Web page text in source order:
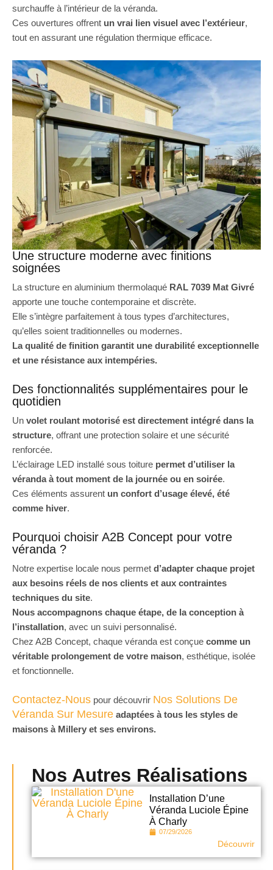
surchauffe à l’intérieur de la véranda.
Ces ouvertures offrent un vrai lien visuel avec l’extérieur,
tout en assurant une régulation thermique efficace.
Une structure moderne avec finitions
soignées
La structure en aluminium thermolaqué RAL 7039 Mat Givré
apporte une touche contemporaine et discrète.
Elle s’intègre parfaitement à tous types d’architectures,
qu’elles soient traditionnelles ou modernes.
La qualité de finition garantit une durabilité exceptionnelle
et une résistance aux intempéries.
Des fonctionnalités supplémentaires pour le
quotidien
Un volet roulant motorisé est directement intégré dans la
structure, offrant une protection solaire et une sécurité
renforcée.
L’éclairage LED installé sous toiture permet d’utiliser la
véranda à tout moment de la journée ou en soirée.
Ces éléments assurent un confort d’usage élevé, été
comme hiver.
Pourquoi choisir A2B Concept pour votre
véranda ?
Notre expertise locale nous permet d’adapter chaque projet
aux besoins réels de nos clients et aux contraintes
techniques du site.
Nous accompagnons chaque étape, de la conception à
l’installation, avec un suivi personnalisé.
Chez A2B Concept, chaque véranda est conçue comme un
véritable prolongement de votre maison, esthétique, isolée
et fonctionnelle.
Contactez-Nous pour découvrir Nos Solutions De
Véranda Sur Mesure adaptées à tous les styles de
maisons à Millery et ses environs.
Nos Autres Réalisations
Installation D’une
Véranda Luciole Épine
À Charly
07/29/2026
Découvrir